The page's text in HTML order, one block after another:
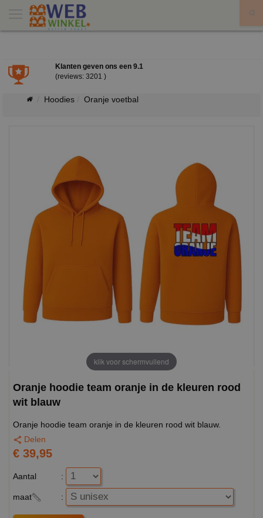
Klanten geven ons een 9.1
(reviews: 3201 )
Hoodies Oranje voetbal
klik voor schermvullend
Oranje hoodie team oranje in de kleuren rood
wit blauw
Oranje hoodie team oranje in de kleuren rood wit blauw.
Delen
€ 39,95
Aantal :
maat :